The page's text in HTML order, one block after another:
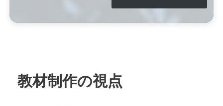
教材制作の視点